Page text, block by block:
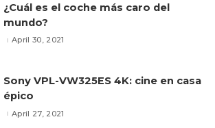
¿Cuál es el coche más caro del
mundo?
April 30, 2021
Sony VPL-VW325ES 4K: cine en casa
épico
April 27, 2021